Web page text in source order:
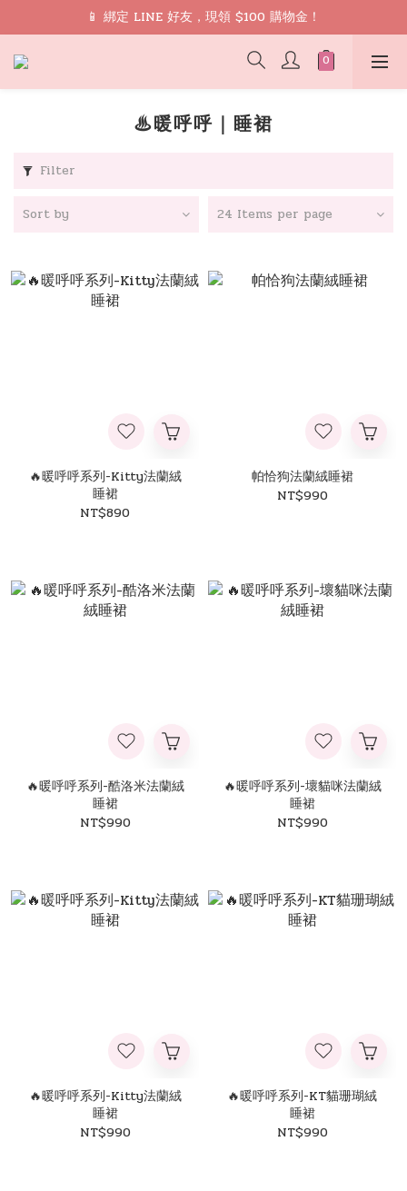
🎁 禮遇： 加入會員領取 9 折 優惠券再免運
📱 綁定 LINE 好友，現領 $100 購物金！
🎁 禮遇： 加入會員領取 9 折 優惠券再免運
♨暖呼呼｜睡裙
Filter
Sort by 24 Items per page
🔥暖呼呼系列-Kitty法蘭絨
睡裙
NT$890
帕恰狗法蘭絨睡裙
NT$990
🔥暖呼呼系列-酷洛米法蘭絨
睡裙
NT$990
🔥暖呼呼系列-壞貓咪法蘭絨
睡裙
NT$990
🔥暖呼呼系列-Kitty法蘭絨
睡裙
NT$990
🔥暖呼呼系列-KT貓珊瑚絨
睡裙
NT$990